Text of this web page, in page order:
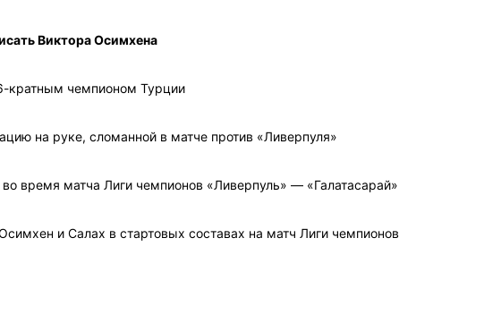
Виктора Осимхена
кратным чемпионом Турции
на руке, сломанной в матче против «Ливерпуля»
время матча Лиги чемпионов «Ливерпуль» — «Галатасарай»
и Салах в стартовых составах на матч Лиги чемпионов